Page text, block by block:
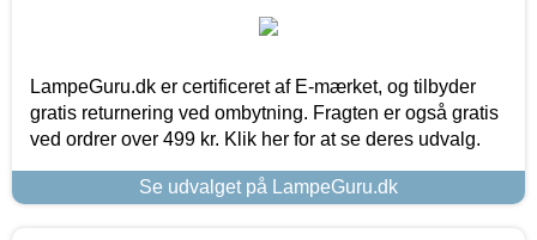
LampeGuru.dk er certificeret af E-mærket, og tilbyder
gratis returnering ved ombytning. Fragten er også gratis
ved ordrer over 499 kr. Klik her for at se deres udvalg.
Se udvalget på LampeGuru.dk